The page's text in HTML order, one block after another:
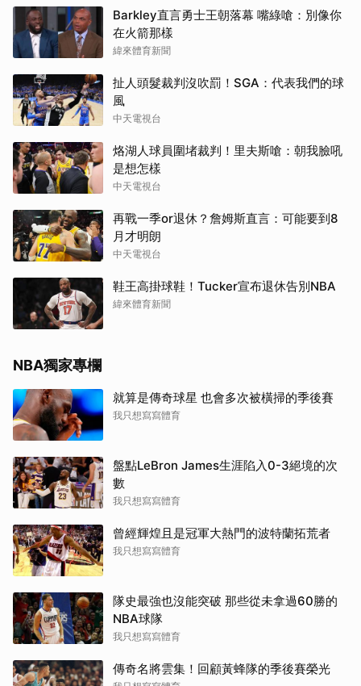
Barkley直言勇士王朝落幕 嘴綠嗆：別像你
在火箭那樣
緯來體育新聞
扯人頭髮裁判沒吹罰！SGA：代表我們的球
風
中天電視台
烙湖人球員圍堵裁判！里夫斯嗆：朝我臉吼
是想怎樣
中天電視台
再戰一季or退休？詹姆斯直言：可能要到8
月才明朗
中天電視台
鞋王高掛球鞋！Tucker宣布退休告別NBA
緯來體育新聞
NBA獨家專欄
就算是傳奇球星 也會多次被橫掃的季後賽
我只想寫寫體育
盤點LeBron James生涯陷入0-3絕境的次
數
我只想寫寫體育
曾經輝煌且是冠軍大熱門的波特蘭拓荒者
我只想寫寫體育
隊史最強也沒能突破 那些從未拿過60勝的
NBA球隊
我只想寫寫體育
傳奇名將雲集！回顧黃蜂隊的季後賽榮光